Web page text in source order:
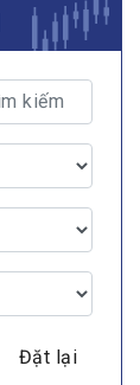
Đặt lại